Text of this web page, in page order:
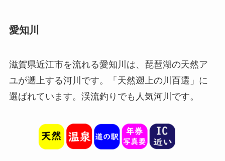
愛知川
滋賀県近江市を流れる愛知川は、琵琶湖の天然ア
ユが遡上する河川です。「天然遡上の川百選」に
選ばれています。渓流釣りでも人気河川です。